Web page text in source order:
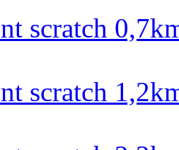
scratch
scratch